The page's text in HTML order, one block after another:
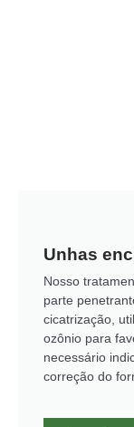
Unhas
Nosso
parte
cicatrização,
ozônio para
necessário
correção do